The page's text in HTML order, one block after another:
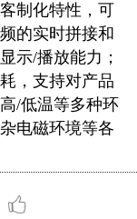
制化特性，可
的实时拼接和
示/播放能力；
，支持对产品
/低温等多种环
电磁环境等各